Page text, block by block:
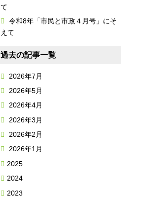
て
令和8年「市民と市政４月号」にそ
えて
過去の記事一覧
2026年7月
2026年5月
2026年4月
2026年3月
2026年2月
2026年1月
2025
2024
2023